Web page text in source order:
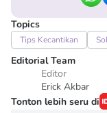
Topics
Tips Kecantikan
Editorial Team
Editor
Erick Akbar
Tonton lebih seru di